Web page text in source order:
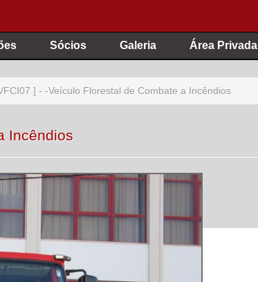
Sócios Galeria Área Privada
] - -Veículo Florestal de Combate a Incêndios
Incêndios